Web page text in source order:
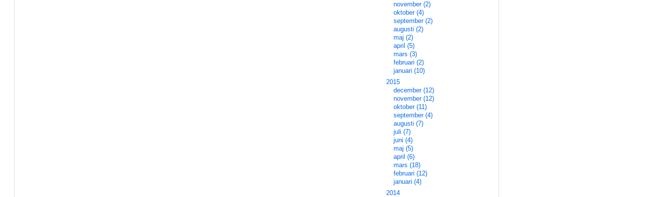
november (2)
oktober (4)
september (2)
augusti (2)
maj (2)
april (5)
mars (3)
februari (2)
januari (10)
2015
december (12)
november (12)
oktober (11)
september (4)
augusti (7)
juli (7)
juni (4)
maj (5)
april (6)
mars (18)
februari (12)
januari (4)
2014